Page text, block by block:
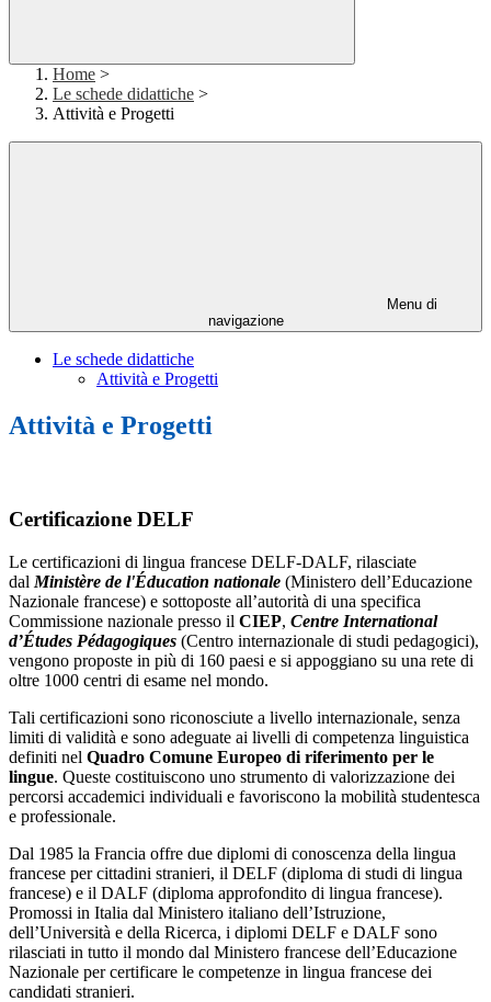
Home >
Le schede didattiche >
Attività e Progetti
Menu di
navigazione
Le schede didattiche
Attività e Progetti
Attività e Progetti
Certificazione DELF
Le certificazioni di lingua francese DELF-DALF, rilasciate
dal Ministère de l'Éducation nationale (Ministero dell’Educazione
Nazionale francese) e sottoposte all’autorità di una specifica
Commissione nazionale presso il CIEP, Centre International
d’Études Pédagogiques (Centro internazionale di studi pedagogici),
vengono proposte in più di 160 paesi e si appoggiano su una rete di
oltre 1000 centri di esame nel mondo.
Tali certificazioni sono riconosciute a livello internazionale, senza
limiti di validità e sono adeguate ai livelli di competenza linguistica
definiti nel Quadro Comune Europeo di riferimento per le
lingue. Queste costituiscono uno strumento di valorizzazione dei
percorsi accademici individuali e favoriscono la mobilità studentesca
e professionale.
Dal 1985 la Francia offre due diplomi di conoscenza della lingua
francese per cittadini stranieri, il DELF (diploma di studi di lingua
francese) e il DALF (diploma approfondito di lingua francese).
Promossi in Italia dal Ministero italiano dell’Istruzione,
dell’Università e della Ricerca, i diplomi DELF e DALF sono
rilasciati in tutto il mondo dal Ministero francese dell’Educazione
Nazionale per certificare le competenze in lingua francese dei
candidati stranieri.